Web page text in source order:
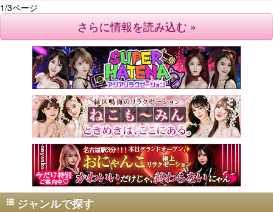
1/3ページ
さらに情報を読み込む »
ジャンルで探す